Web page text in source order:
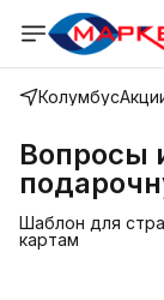
Колумбус
Вопросы
Шаблон для
картам